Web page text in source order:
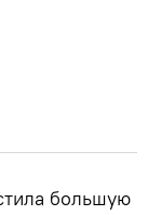
большую